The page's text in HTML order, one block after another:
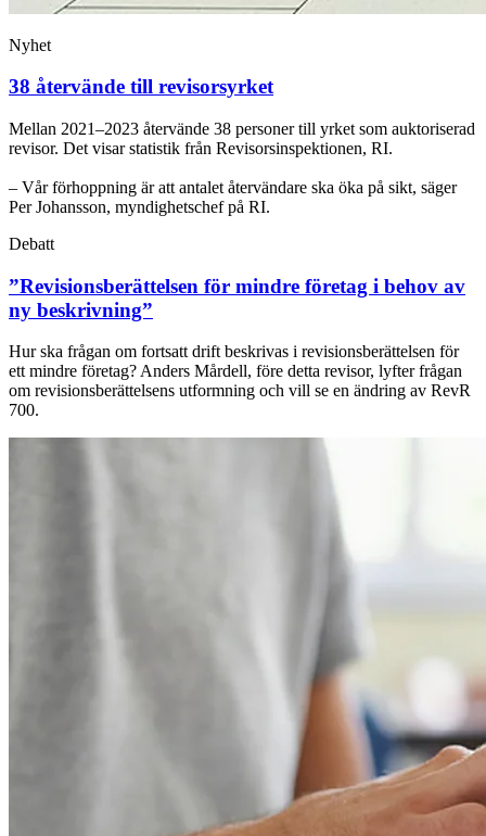
Nyhet
38 återvände till revisorsyrket
Mellan 2021–2023 återvände 38 personer till yrket som auktoriserad
revisor. Det visar statistik från Revisorsinspektionen, RI.
– Vår förhoppning är att antalet återvändare ska öka på sikt, säger
Per Johansson, myndighetschef på RI.
Debatt
”Revisionsberättelsen för mindre företag i behov av
ny beskrivning”
Hur ska frågan om fortsatt drift beskrivas i revisionsberättelsen för
ett mindre företag? Anders Mårdell, före detta revisor, lyfter frågan
om revisionsberättelsens utformning och vill se en ändring av RevR
700.